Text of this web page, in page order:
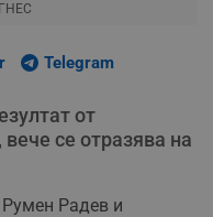
Telegram
от
се отразява на
Радев и